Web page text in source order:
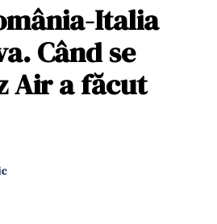
Italia
Când se
Air a făcut